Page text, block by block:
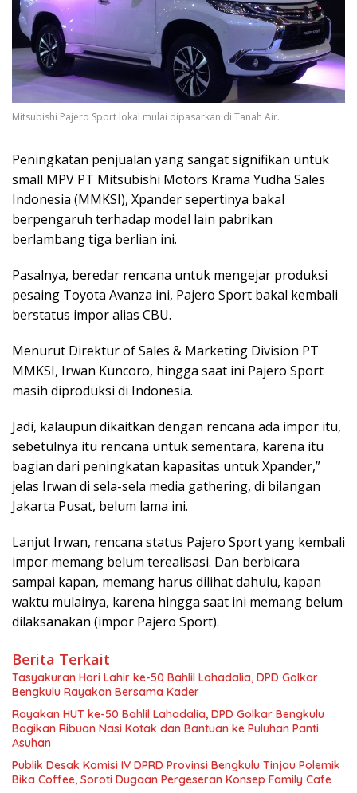
Mitsubishi Pajero Sport lokal mulai dipasarkan di Tanah Air.
Peningkatan penjualan yang sangat signifikan untuk
small MPV PT Mitsubishi Motors Krama Yudha Sales
Indonesia (MMKSI), Xpander sepertinya bakal
berpengaruh terhadap model lain pabrikan
berlambang tiga berlian ini.
Pasalnya, beredar rencana untuk mengejar produksi
pesaing Toyota Avanza ini, Pajero Sport bakal kembali
berstatus impor alias CBU.
Menurut Direktur of Sales & Marketing Division PT
MMKSI, Irwan Kuncoro, hingga saat ini Pajero Sport
masih diproduksi di Indonesia.
Jadi, kalaupun dikaitkan dengan rencana ada impor itu,
sebetulnya itu rencana untuk sementara, karena itu
bagian dari peningkatan kapasitas untuk Xpander,”
jelas Irwan di sela-sela media gathering, di bilangan
Jakarta Pusat, belum lama ini.
Lanjut Irwan, rencana status Pajero Sport yang kembali
impor memang belum terealisasi. Dan berbicara
sampai kapan, memang harus dilihat dahulu, kapan
waktu mulainya, karena hingga saat ini memang belum
dilaksanakan (impor Pajero Sport).
Berita Terkait
Tasyakuran Hari Lahir ke-50 Bahlil Lahadalia, DPD Golkar
Bengkulu Rayakan Bersama Kader
Rayakan HUT ke-50 Bahlil Lahadalia, DPD Golkar Bengkulu
Bagikan Ribuan Nasi Kotak dan Bantuan ke Puluhan Panti
Asuhan
Publik Desak Komisi IV DPRD Provinsi Bengkulu Tinjau Polemik
Bika Coffee, Soroti Dugaan Pergeseran Konsep Family Cafe